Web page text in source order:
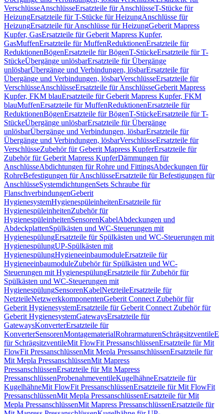
VerschlüsseAnschlüsseErsatzteile für AnschlüsseT-Stücke für
HeizungErsatzteile für T-Stücke für HeizungAnschlüsse für
HeizungErsatzteile für Anschlüsse für HeizungGeberit Mapress
Kupfer, GasErsatzteile für Geberit Mapress Kupfer,
GasMuffenErsatzteile für MuffenReduktionenErsatzteile für
ReduktionenBögenErsatzteile für BögenT-StückeErsatzteile für T-
StückeÜbergänge unlösbarErsatzteile für Übergänge
unlösbarÜbergänge und Verbindungen, lösbarErsatzteile für
Übergänge und Verbindungen, lösbarVerschlüsseErsatzteile für
VerschlüsseAnschlüsseErsatzteile für AnschlüsseGeberit Mapress
Kupfer, FKM blauErsatzteile für Geberit Mapress Kupfer, FKM
blauMuffenErsatzteile für MuffenReduktionenErsatzteile für
ReduktionenBögenErsatzteile für BögenT-StückeErsatzteile für T-
StückeÜbergänge unlösbarErsatzteile für Übergänge
unlösbarÜbergänge und Verbindungen, lösbarErsatzteile für
Übergänge und Verbindungen, lösbarVerschlüsseErsatzteile für
VerschlüsseZubehör für Geberit Mapress KupferErsatzteile für
Zubehör für Geberit Mapress KupferDämmungen für
AnschlüsseAbdichtungen für Rohre und FittingsAbdeckungen für
RohreBefestigungen für AnschlüsseErsatzteile für Befestigungen für
AnschlüsseSystemdichtungenSets Schraube für
FlanschverbindungenGeberit
HygienesystemHygienespüleinheitenErsatzteile für
HygienespüleinheitenZubehör für
HygienespüleinheitenSensorenKabelAbdeckungen und
AbdeckplattenSpülkästen und WC-Steuerungen mit
HygienespülungErsatzteile für Spülkästen und WC-Steuerungen mit
HygienespülungUP-Spülkästen mit
HygienespülungHygieneeinbaumoduleErsatzteile für
HygieneeinbaumoduleZubehör für Spülkästen und WC-
Steuerungen mit HygienespülungErsatzteile für Zubehör für
Spülkästen und WC-Steuerungen mit
HygienespülungSensorenKabelNetzteileErsatzteile für
NetzteileNetzwerkkomponentenGeberit Connect Zubehör für
Geberit HygienesystemErsatzteile für Geberit Connect Zubehör für
Geberit HygienesystemGatewaysErsatzteile für
GatewaysKonverterErsatzteile für
KonverterSensorenMontagematerialRohrarmaturenSchrägsitzventile
für SchrägsitzventileMit FlowFit PressanschlüssenErsatzteile für Mit
FlowFit PressanschlüssenMit Mepla PressanschlüssenErsatzteile für
Mit Mepla PressanschlüssenMit Mapress
PressanschlüssenErsatzteile für Mit Mapress
PressanschlüssenProbenahmeventileKugelhähneErsatzteile für
KugelhähneMit FlowFit PressanschlüssenErsatzteile für Mit FlowFit
PressanschlüssenMit Mepla PressanschlüssenErsatzteile für Mit
Mepla PressanschlüssenMit Mapress PressanschlüssenErsatzteile für